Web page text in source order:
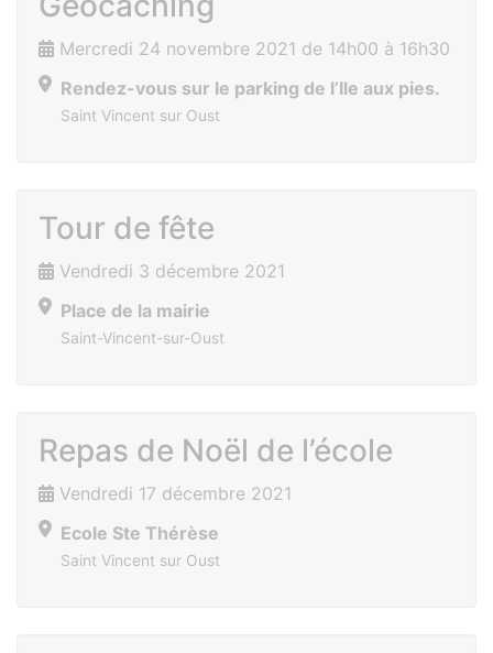
Mercredi 24 novembre 2021 de 14h00 à 16h30
Rendez-vous sur le parking de l’Ile aux pies.
Saint Vincent sur Oust
Tour de fête
Vendredi 3 décembre 2021
Place de la mairie
Saint-Vincent-sur-Oust
Repas de Noël de l’école
Vendredi 17 décembre 2021
Ecole Ste Thérèse
Saint Vincent sur Oust